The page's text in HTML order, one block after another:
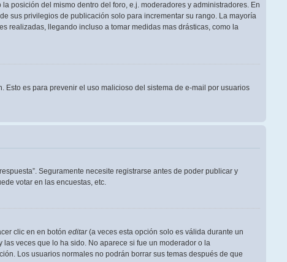
posición del mismo dentro del foro, e.j. moderadores y administradores. En
sus privilegios de publicación solo para incrementar su rango. La mayoría
realizadas, llegando incluso a tomar medidas mas drásticas, como la
es para prevenir el uso malicioso del sistema de e-mail por usuarios
Seguramente necesite registrarse antes de poder publicar y
votar en las encuestas, etc.
clic en en botón editar(a veces esta opción solo es válida durante un
veces que lo ha sido. No aparece si fue un moderador o la
Los usuarios normales no podrán borrar sus temas después de que